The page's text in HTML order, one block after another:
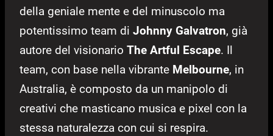
della geniale mente e del minuscolo ma
potentissimo team di Johnny Galvatron, già
autore del visionario The Artful Escape. Il
team, con base nella vibrante Melbourne, in
Australia, è composto da un manipolo di
creativi che masticano musica e pixel con la
stessa naturalezza con cui si respira.